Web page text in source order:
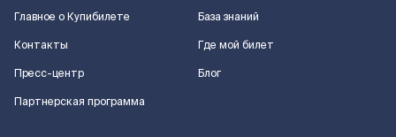
Главное о Купибилете
Контакты
Пресс-центр
Партнерская программа
База знаний
Где мой билет
Блог